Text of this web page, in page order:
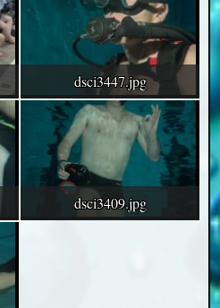
dsci3447.jpg
dsci3409.jpg